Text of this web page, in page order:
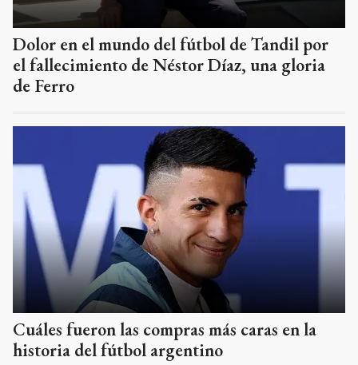
Dolor en el mundo del fútbol de Tandil por
el fallecimiento de Néstor Díaz, una gloria
de Ferro
Cuáles fueron las compras más caras en la
historia del fútbol argentino